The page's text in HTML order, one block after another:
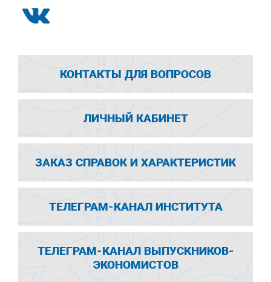
КОНТАКТЫ ДЛЯ ВОПРОСОВ
ЛИЧНЫЙ КАБИНЕТ
ЗАКАЗ СПРАВОК И ХАРАКТЕРИСТИК
ТЕЛЕГРАМ-КАНАЛ ИНСТИТУТА
ТЕЛЕГРАМ-КАНАЛ ВЫПУСКНИКОВ-
ЭКОНОМИСТОВ